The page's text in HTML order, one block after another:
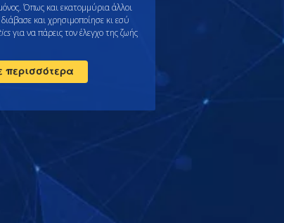
Όπως και εκατομμύρια άλλοι
και χρησιμοποίησε κι εσύ
για να πάρεις τον έλεγχο της ζωής
περισσότερα